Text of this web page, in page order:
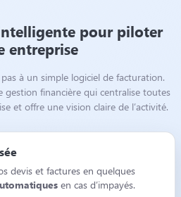
pour piloter
entreprise
à un simple logiciel de facturation.
gestion financière qui centralise toutes
et offre une vision claire de l’activité.
devis et factures en quelques
en cas d’impayés.